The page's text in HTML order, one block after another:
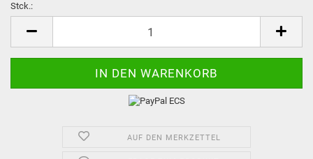
Stck.:
AUF DEN MERKZETTEL